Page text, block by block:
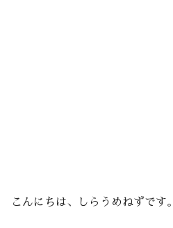
こんにちは、しらうめねずです。